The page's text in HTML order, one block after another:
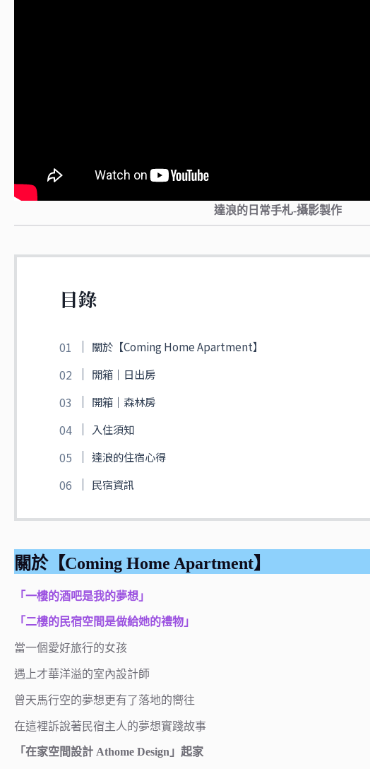
達浪的日常手札-攝影製作
目錄
關於【Coming Home Apartment】
開箱｜日出房
開箱｜森林房
入住須知
達浪的住宿心得
民宿資訊
關於【Coming Home Apartment】
「一樓的酒吧是我的夢想」
「二樓的民宿空間是做給她的禮物」
當一個愛好旅行的女孩
遇上才華洋溢的室內設計師
曾天馬行空的夢想更有了落地的嚮往
在這裡訴說著民宿主人的夢想實踐故事
「在家空間設計 Athome Design」起家